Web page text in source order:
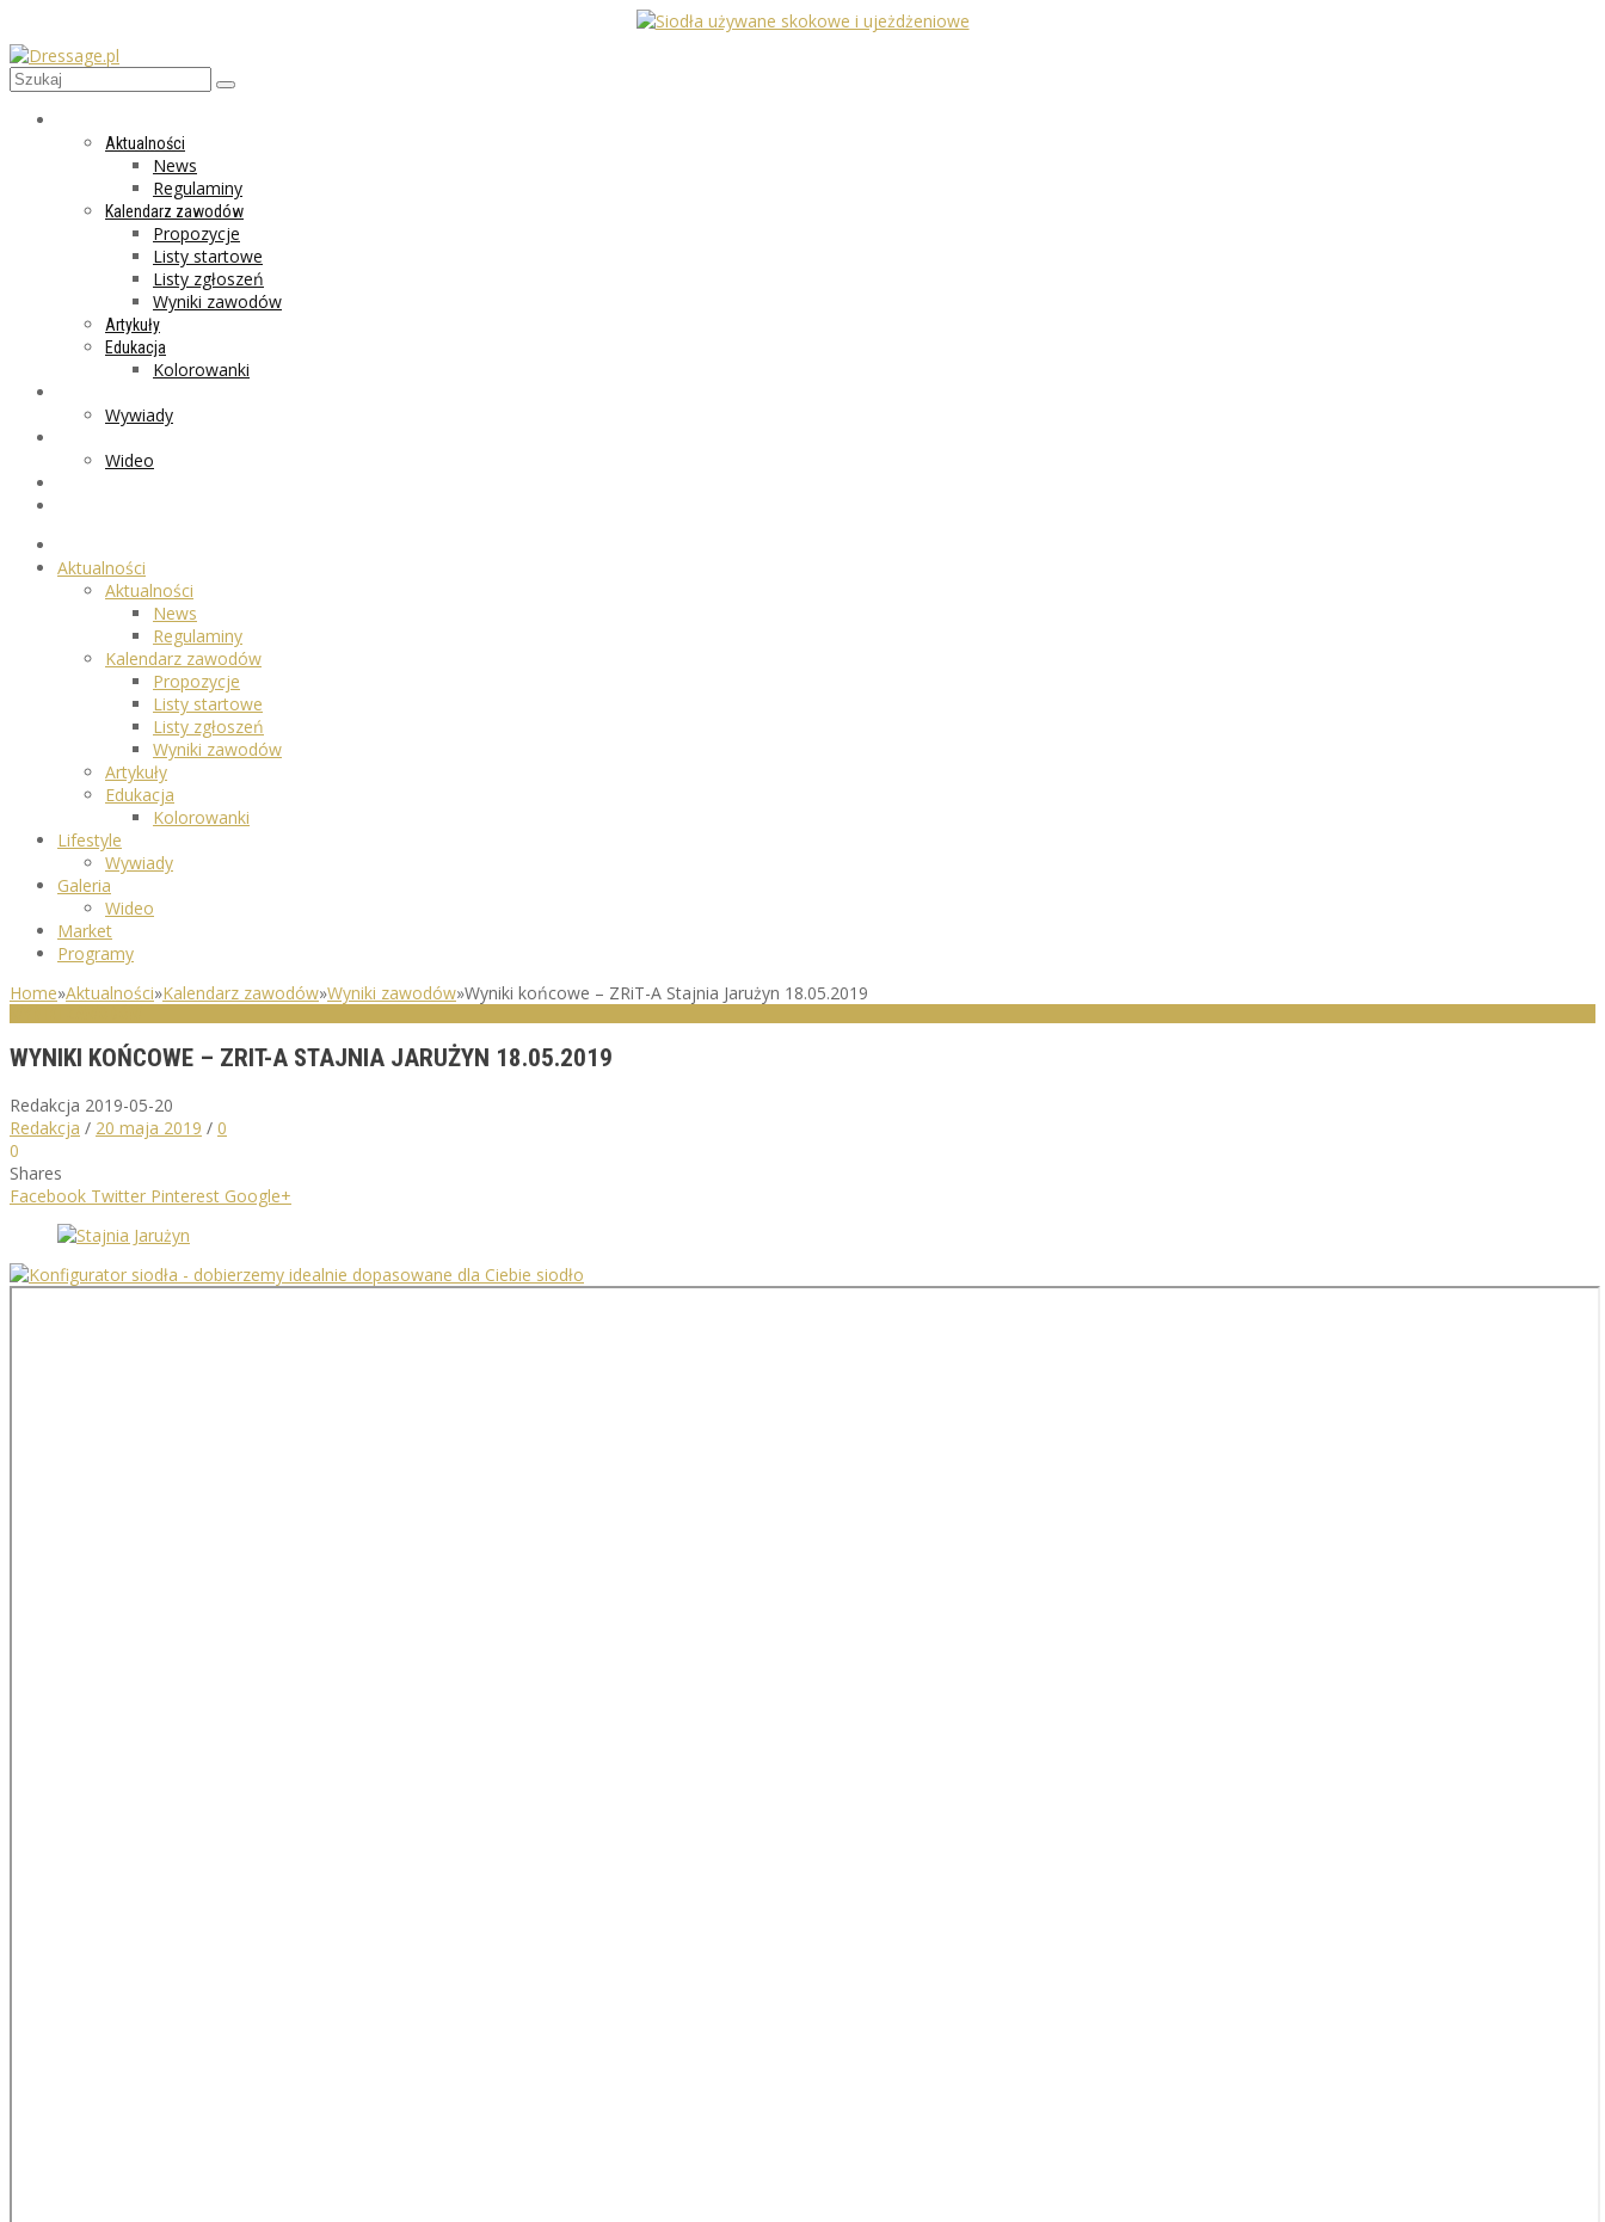
Aktualności
News
Regulaminy
Kalendarz zawodów
Propozycje
Listy startowe
Listy zgłoszeń
Wyniki zawodów
Artykuły
Edukacja
Kolorowanki
Wywiady
Wideo
Aktualności
Aktualności
News
Regulaminy
Kalendarz zawodów
Propozycje
Listy startowe
Listy zgłoszeń
Wyniki zawodów
Artykuły
Edukacja
Kolorowanki
Lifestyle
Wywiady
Galeria
Wideo
Market
Programy
Home»Aktualności»Kalendarz zawodów»Wyniki zawodów»Wyniki końcowe – ZRiT-A Stajnia Jarużyn 18.05.2019
WYNIKI KOŃCOWE – ZRIT-A STAJNIA JARUŻYN 18.05.2019
Redakcja 2019-05-20
Redakcja / 20 maja 2019 / 0
0
Shares
Facebook Twitter Pinterest Google+